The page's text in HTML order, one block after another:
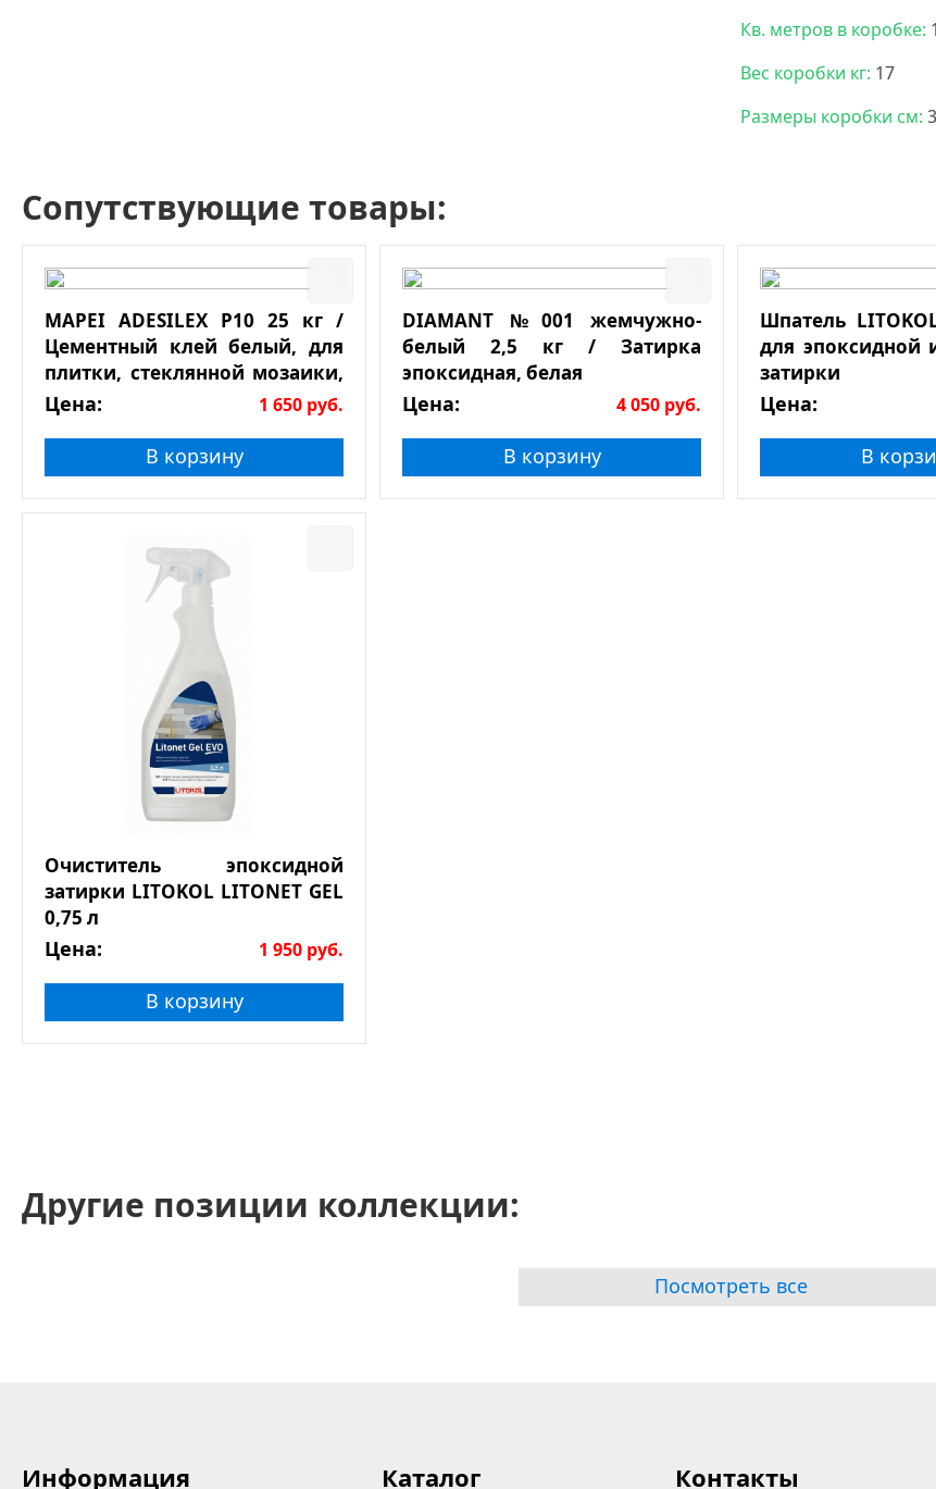
Кв. метров в коробке:
Вес коробки кг: 17
Размеры коробки см:
Сопутствующие товары:
MAPEI ADESILEX P10 25 кг /
Цементный клей белый, для
плитки, стеклянной мозаики,
натурального камня
Цена: 1 650 руб.
В корзину
DIAMANT №001 жемчужно-
белый 2,5 кг / Затирка
эпоксидная, белая
Цена: 4 050 руб.
В корзину
Шпатель
для эпоксидной
затирки
Цена:
В
Очиститель эпоксидной
затирки LITOKOL LITONET GEL
0,75 л
Цена: 1 950 руб.
В корзину
Другие позиции коллекции:
Посмотреть все
Информация Каталог Контакты